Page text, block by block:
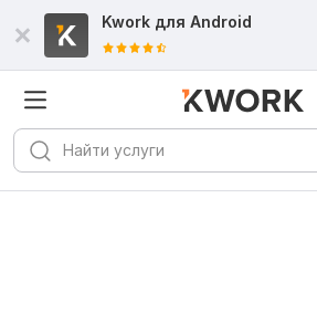
Kwork для Android